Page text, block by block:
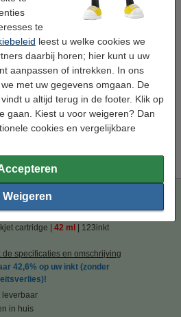
te
leest u welke cookies we
daarbij horen; hier kunt u uw
aanpassen of intrekken. In ons
met uw gegevens omgaan. De
u altijd terug in de footer. Klik op
gaan. Kiest u voor weigeren? Dan
cookies en vergelijkbare
Weigeren
Bestellen
kwaliteitsverlies)!
met
0,2 ml meer
inhoud.
zwart hoge capaciteit
cartridge het 123inkt huismerk te
zwart hoge capaciteit
cartridge 42 ml 123inkt
de specificaties en omschrijving
42,6% op uw inkt (zonder
leverbaar
in huis